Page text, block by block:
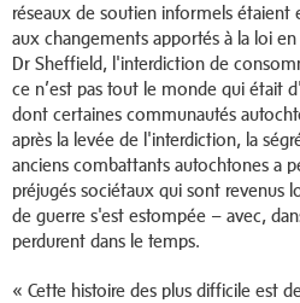
réseaux de soutien informels étaient
aux changements apportés à la loi en
Dr Sheffield, l'interdiction de
ce n’est pas tout le monde qui était
dont certaines communautés
après la levée de l'interdiction, la
anciens combattants autochtones a
préjugés sociétaux qui sont revenus
de guerre s'est estompée – avec,
perdurent dans le temps.
« Cette histoire des plus difficile est